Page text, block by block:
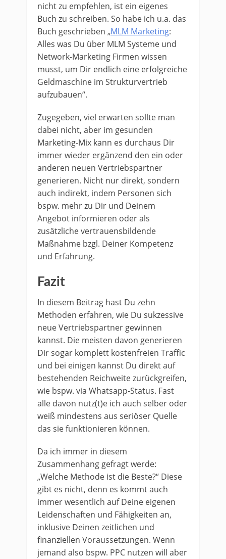
nicht zu empfehlen, ist ein eigenes
Buch zu schreiben. So habe ich u.a. das
Buch geschrieben „MLM Marketing:
Alles was Du über MLM Systeme und
Network-Marketing Firmen wissen
musst, um Dir endlich eine erfolgreiche
Geldmaschine im Strukturvertrieb
aufzubauen“.
Zugegeben, viel erwarten sollte man
dabei nicht, aber im gesunden
Marketing-Mix kann es durchaus Dir
immer wieder ergänzend den ein oder
anderen neuen Vertriebspartner
generieren. Nicht nur direkt, sondern
auch indirekt, indem Personen sich
bspw. mehr zu Dir und Deinem
Angebot informieren oder als
zusätzliche vertrauensbildende
Maßnahme bzgl. Deiner Kompetenz
und Erfahrung.
Fazit
In diesem Beitrag hast Du zehn
Methoden erfahren, wie Du sukzessive
neue Vertriebspartner gewinnen
kannst. Die meisten davon generieren
Dir sogar komplett kostenfreien Traffic
und bei einigen kannst Du direkt auf
bestehenden Reichweite zurückgreifen,
wie bspw. via Whatsapp-Status. Fast
alle davon nutz(t)e ich auch selber oder
weiß mindestens aus seriöser Quelle
das sie funktionieren können.
Da ich immer in diesem
Zusammenhang gefragt werde:
„Welche Methode ist die Beste?“ Diese
gibt es nicht, denn es kommt auch
immer wesentlich auf Deine eigenen
Leidenschaften und Fähigkeiten an,
inklusive Deinen zeitlichen und
finanziellen Voraussetzungen. Wenn
jemand also bspw. PPC nutzen will aber